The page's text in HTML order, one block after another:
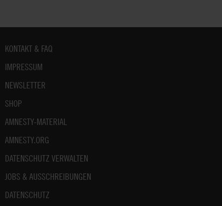
Fußbereich
KONTAKT & FAQ
IMPRESSUM
NEWSLETTER
SHOP
AMNESTY-MATERIAL
AMNESTY.ORG
DATENSCHUTZ VERWALTEN
JOBS & AUSSCHREIBUNGEN
DATENSCHUTZ